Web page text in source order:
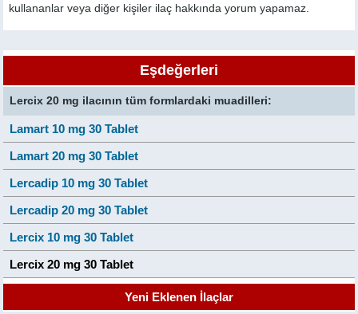
kullananlar veya diğer kişiler ilaç hakkında yorum yapamaz.
Eşdeğerleri
Lercix 20 mg ilacının tüm formlardaki muadilleri:
Lamart 10 mg 30 Tablet
Lamart 20 mg 30 Tablet
Lercadip 10 mg 30 Tablet
Lercadip 20 mg 30 Tablet
Lercix 10 mg 30 Tablet
Lercix 20 mg 30 Tablet
Yeni Eklenen İlaçlar